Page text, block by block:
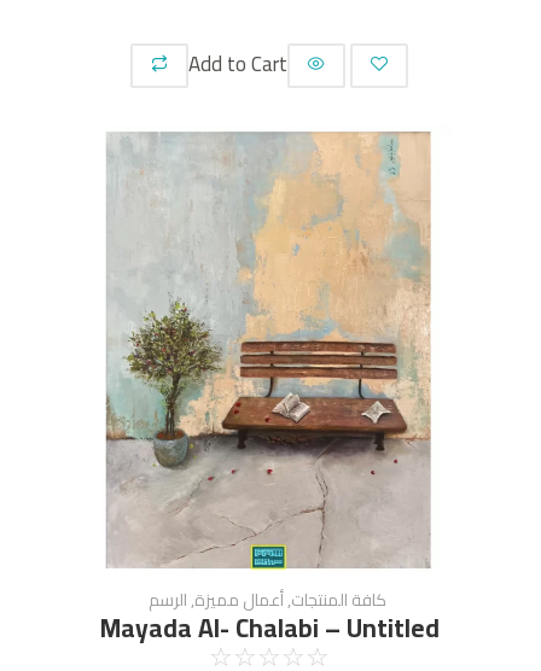
Add to Cart
كافة المنتجات,أعمال مميزة,الرسم
Mayada Al- Chalabi – Untitled
☆
☆
☆
☆
☆